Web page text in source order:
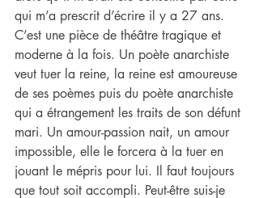
qui m’a prescrit d’écrire il y a 27 ans.
C’est une pièce de théâtre tragique et
moderne à la fois. Un poète anarchiste
veut tuer la reine, la reine est amoureuse
de ses poèmes puis du poète anarchiste
qui a étrangement les traits de son défunt
mari. Un amour-passion nait, un amour
impossible, elle le forcera à la tuer en
jouant le mépris pour lui. Il faut toujours
que tout soit accompli. Peut-être suis-je